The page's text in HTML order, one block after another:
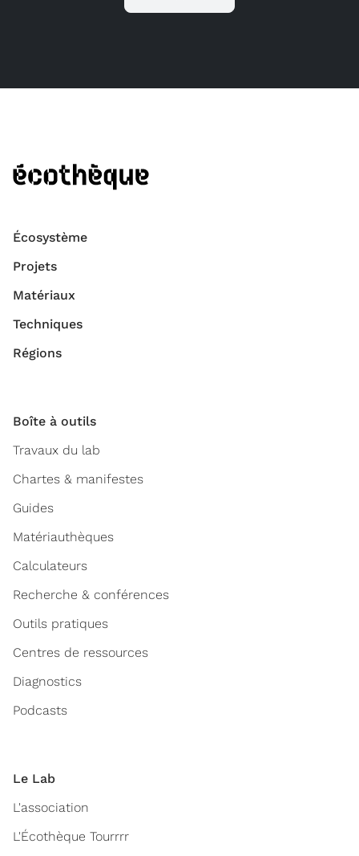
Écosystème
Projets
Matériaux
Techniques
Régions
Boîte à outils
Travaux du lab
Chartes & manifestes
Guides
Matériauthèques
Calculateurs
Recherche & conférences
Outils pratiques
Centres de ressources
Diagnostics
Podcasts
Le Lab
L'association
L'Écothèque Tourrrr